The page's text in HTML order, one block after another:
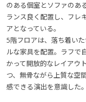
のある個室とソファのあ
ランス良く配置し、フレ
アとなっている。
5階フロアは、落ち着い
ルな家具を配置。ラフで
かって開放的なレイアウ
つ、無骨ながら上質な空
感できる演出を意識した。